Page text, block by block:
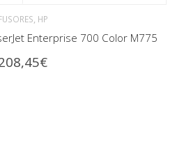
HP
Enterprise 700 Color M775
€